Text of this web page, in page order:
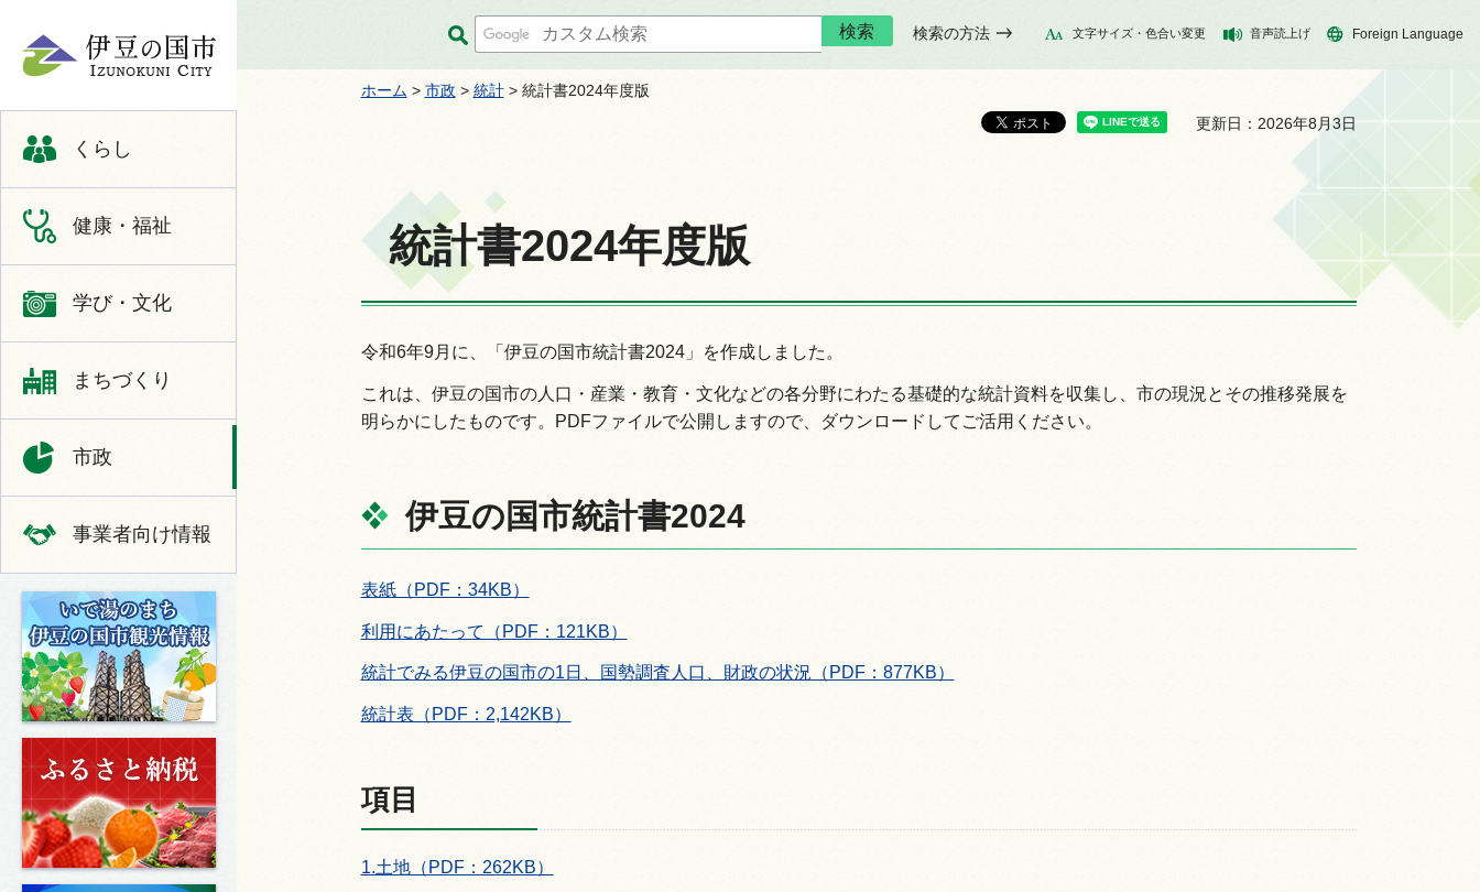
くらし
健康・福祉
学び・文化
まちづくり
市政
事業者向け情報
いで湯のまち 伊豆の国市の観光情報
検索の方法 文字サイズ・色合い変更 音声読上げ Foreign Language
ホーム > 市政 > 統計> 統計書2024年度版
更新日：2026年8月3日
統計書2024年度版
令和6年9月に、「伊豆の国市統計書2024」を作成しました。
これは、伊豆の国市の人口・産業・教育・文化などの各分野にわたる基礎的な統計資料を収集し、市の現況とその推移発展を
明らかにしたものです。PDFファイルで公開しますので、ダウンロードしてご活用ください。
伊豆の国市統計書2024
表紙（PDF：34KB）
利用にあたって（PDF：121KB）
統計でみる伊豆の国市の1日、国勢調査人口、財政の状況（PDF：877KB）
統計表（PDF：2,142KB）
項目
1.土地（PDF：262KB）